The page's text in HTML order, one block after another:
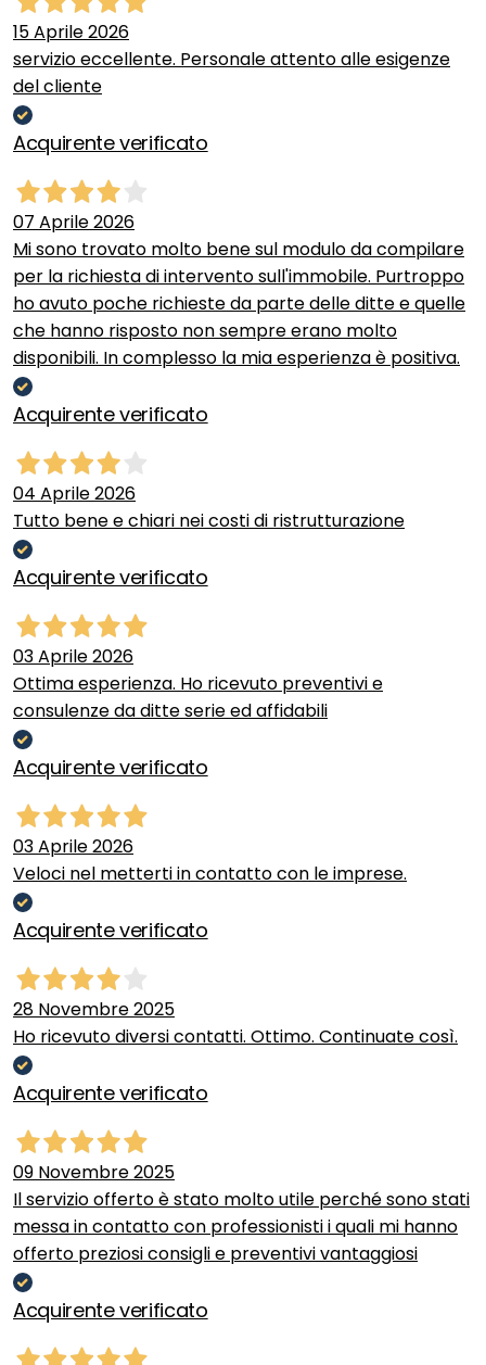
15 Aprile 2026
servizio eccellente. Personale attento alle esigenze
del cliente
Acquirente verificato
07 Aprile 2026
Mi sono trovato molto bene sul modulo da compilare
per la richiesta di intervento sull'immobile. Purtroppo
ho avuto poche richieste da parte delle ditte e quelle
che hanno risposto non sempre erano molto
disponibili. In complesso la mia esperienza è positiva.
Acquirente verificato
04 Aprile 2026
Tutto bene e chiari nei costi di ristrutturazione
Acquirente verificato
03 Aprile 2026
Ottima esperienza. Ho ricevuto preventivi e
consulenze da ditte serie ed affidabili
Acquirente verificato
03 Aprile 2026
Veloci nel metterti in contatto con le imprese.
Acquirente verificato
28 Novembre 2025
Ho ricevuto diversi contatti. Ottimo. Continuate così.
Acquirente verificato
09 Novembre 2025
Il servizio offerto è stato molto utile perché sono stati
messa in contatto con professionisti i quali mi hanno
offerto preziosi consigli e preventivi vantaggiosi
Acquirente verificato